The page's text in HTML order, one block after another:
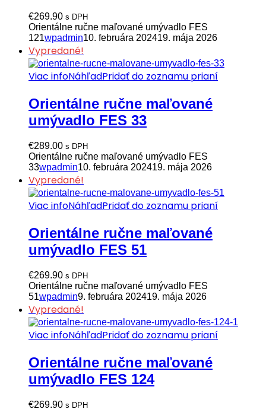
€269.90 s DPH
Orientálne ručne maľované umývadlo FES
121wpadmin10. februára 202419. mája 2026
Vypredané!
Viac infoNáhľadPridať do zoznamu prianí
Orientálne ručne maľované
umývadlo FES 33
€289.00 s DPH
Orientálne ručne maľované umývadlo FES
33wpadmin10. februára 202419. mája 2026
Vypredané!
Viac infoNáhľadPridať do zoznamu prianí
Orientálne ručne maľované
umývadlo FES 51
€269.90 s DPH
Orientálne ručne maľované umývadlo FES
51wpadmin9. februára 202419. mája 2026
Vypredané!
Viac infoNáhľadPridať do zoznamu prianí
Orientálne ručne maľované
umývadlo FES 124
€269.90 s DPH